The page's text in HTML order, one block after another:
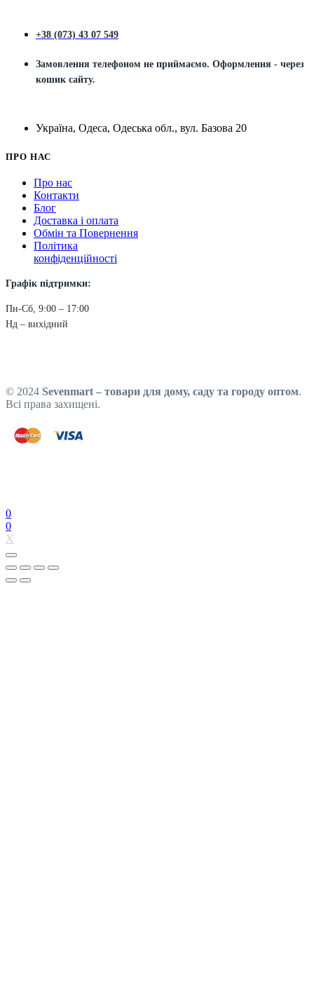
+38 (073) 43 07 549
Замовлення телефоном не приймаємо. Оформлення - через
кошик сайту.
Україна, Одеса, Одеська обл., вул. Базова 20
ПРО НАС
Про нас
Контакти
Блог
Доставка і оплата
Обмін та Повернення
Політика
конфіденційності
Графік підтримки:
Пн-Сб, 9:00 – 17:00
Нд – вихідний
© 2024 Sevenmart – товари для дому, саду та городу оптом.
Всі права захищені.
0
0
X